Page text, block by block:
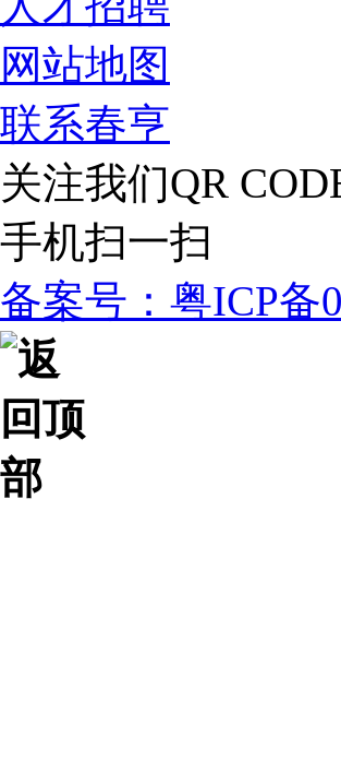
网站地图
联系春亨
关注我们QR
手机扫一扫
备案号：粤ICP